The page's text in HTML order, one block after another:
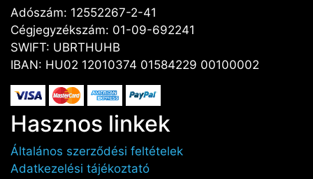
Adószám: 12552267-2-41
Cégjegyzékszám: 01-09-692241
SWIFT: UBRTHUHB
IBAN: HU02 12010374 01584229 00100002
Hasznos linkek
Általános szerződési feltételek
Adatkezelési tájékoztató